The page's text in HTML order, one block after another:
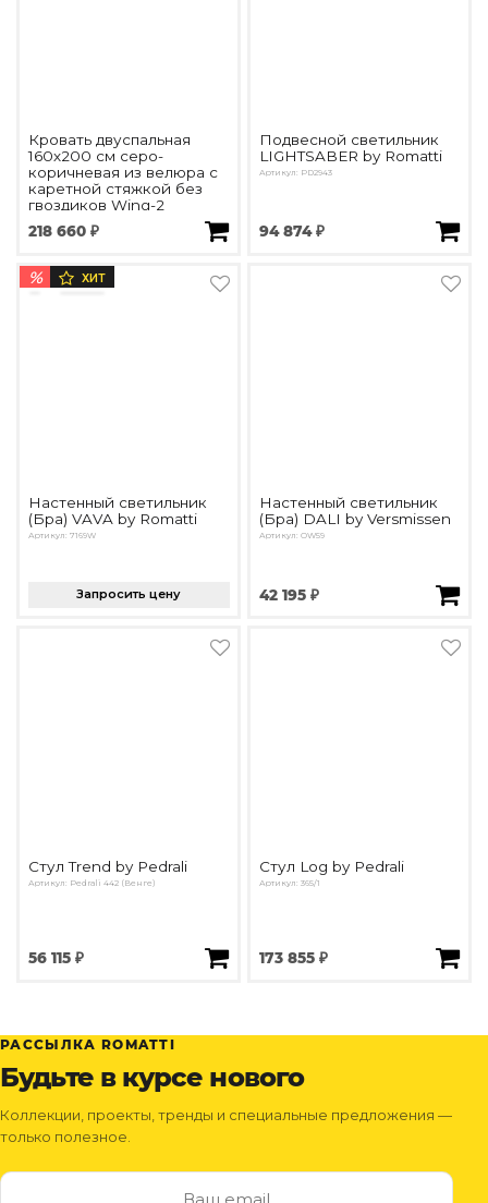
Кровать двуспальная
160х200 см серо-
коричневая из велюра с
каретной стяжкой без
гвоздиков Wing-2
218 660 ₽
Подвесной светильник
LIGHTSABER by Romatti
Артикул: PD2943
94 874 ₽
% ХИТ
Настенный светильник
(Бра) VAVA by Romatti
Артикул: 7169W
Запросить цену
Настенный светильник
(Бра) DALI by Versmissen
Артикул: OW59
42 195 ₽
Стул Trend by Pedrali
Артикул: Pedrali 442 (Венге)
56 115 ₽
Стул Log by Pedrali
Артикул: 365/1
173 855 ₽
РАССЫЛКА ROMATTI
Будьте в курсе нового
Коллекции, проекты, тренды и специальные предложения —
только полезное.